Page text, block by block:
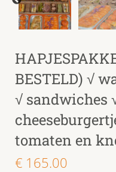
BESTELD) √
√ sandwiches
tomaten en
€ 165.00